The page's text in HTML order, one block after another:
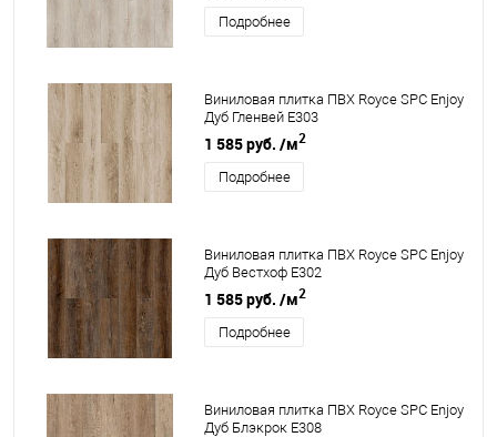
Подробнее
Виниловая плитка ПВХ Royce SPC Enjoy
Дуб Гленвей Е303
1 585 руб. /м2
Подробнее
Виниловая плитка ПВХ Royce SPC Enjoy
Дуб Вестхоф Е302
1 585 руб. /м2
Подробнее
Виниловая плитка ПВХ Royce SPC Enjoy
Дуб Блэкрок Е308